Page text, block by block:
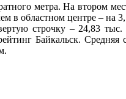
метра. На втором
областном центре – на
строчку – 24,83
Байкальск. Средняя